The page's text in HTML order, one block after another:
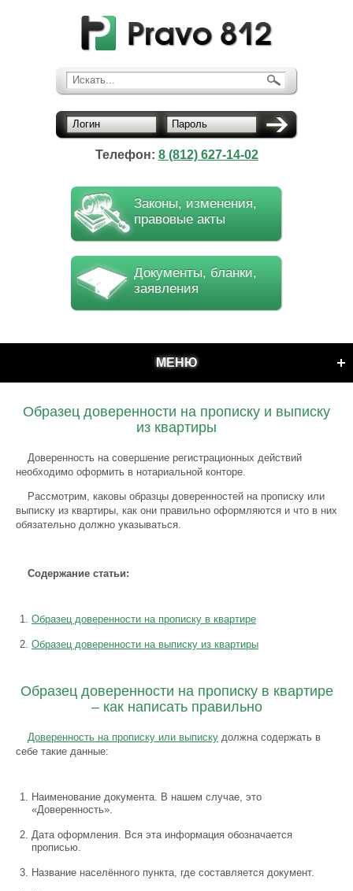
Искать...
Логин Пароль
Телефон: 8 (812) 627-14-02
Законы, изменения,
правовые акты
Документы, бланки,
заявления
МЕНЮ
Образец доверенности на прописку и выписку
из квартиры
Доверенность на совершение регистрационных действий
необходимо оформить в нотариальной конторе.
Рассмотрим, каковы образцы доверенностей на прописку или
выписку из квартиры, как они правильно оформляются и что в них
обязательно должно указываться.
Содержание статьи:
Образец доверенности на прописку в квартире
Образец доверенности на выписку из квартиры
Образец доверенности на прописку в квартире
– как написать правильно
Доверенность на прописку или выписку должна содержать в
себе такие данные:
Наименование документа. В нашем случае, это
«Доверенность».
Дата оформления. Вся эта информация обозначается
прописью.
Название населённого пункта, где составляется документ.